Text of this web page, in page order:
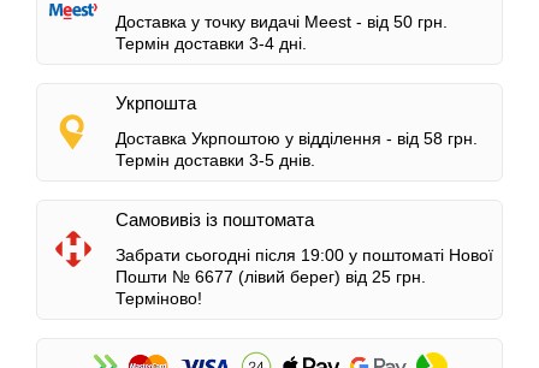
Доставка у точку видачі Meest - від 50 грн.
Термін доставки 3-4 дні.
Укрпошта
Доставка Укрпоштою у відділення - від 58 грн.
Термін доставки 3-5 днів.
Самовивіз із поштомата
Забрати сьогодні після 19:00 у поштоматі Нової
Пошти № 6677 (лівий берег) від 25 грн.
Терміново!